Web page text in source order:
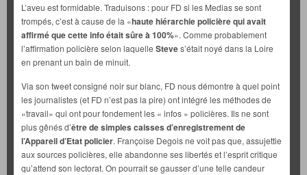
L’aveu est formidable. Traduisons : pour FD si les Medias se sont
trompés, c’est à cause de la «haute hiérarchie policière qui avait
affirmé que cette info était sûre à 100%». Comme probablement
l’affirmation policière selon laquelle Steves’était noyé dans la Loire
en prenant un bain de minuit.
Via son tweet consigné noir sur blanc, FD nous démontre à quel point
les journalistes (et FD n’est pas la pire) ont intégré les méthodes de
«travail» qui ont pour fondement les « infos » policières. Ils ne sont
plus gênés d’être de simples caisses d’enregistrement de
l’Appareil d’Etat policier. Françoise Degois ne voit pas que, assujettie
aux sources policières, elle abandonne ses libertés et l’esprit critique
qu’attend son lectorat. On pourrait se gausser d’une telle candeur